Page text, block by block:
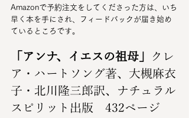
Amazonで予約注文をしてくださった方は、いち
早く本を手にされ、フィードバックが届き始め
ているところです。
「アンナ、イエスの祖母」
クレ
ア・ハートソング著、大槻麻衣
子・北川隆三郎訳、ナチュラル
スピリット出版　432ページ